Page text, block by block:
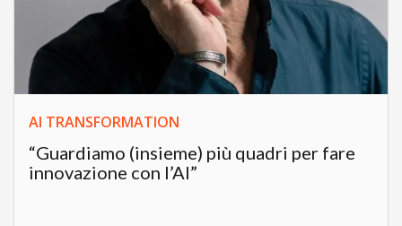
AI TRANSFORMATION
“Guardiamo (insieme) più quadri per fare
innovazione con l’AI”